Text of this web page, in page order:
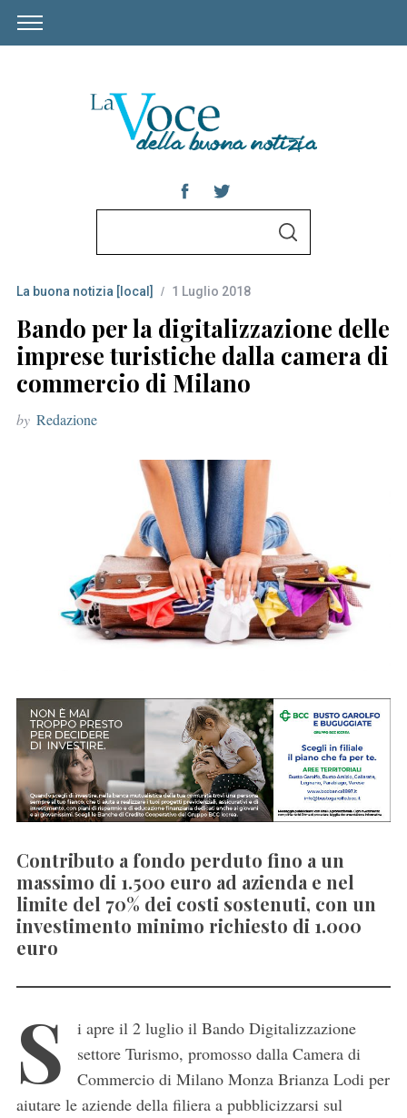
r
c
h
f
o
r
S
La buona notizia [local] 1 Luglio 2018
Bando per la digitalizzazione delle
imprese turistiche dalla camera di
commercio di Milano
by Redazione
Contributo a fondo perduto fino a un
massimo di 1.500 euro ad azienda e nel
limite del 70% dei costi sostenuti, con un
investimento minimo richiesto di 1.000
euro
S
i apre il 2 luglio il Bando Digitalizzazione
settore Turismo, promosso dalla Camera di
Commercio di Milano Monza Brianza Lodi per
aiutare le aziende della filiera a pubblicizzarsi sul